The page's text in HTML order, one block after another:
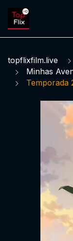
topflixfilm.live
Minhas
Temporada